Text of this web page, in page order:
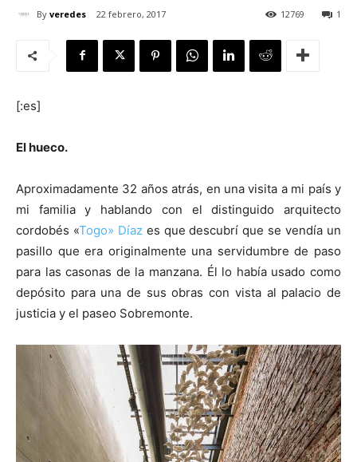
By veredes 22 febrero, 2017 1
12769
[:es]
El hueco.
Aproximadamente 32 años atrás, en una visita a mi país y
mi familia y hablando con el distinguido arquitecto
cordobés «Togo» Díazes que descubrí que se vendía un
pasillo que era originalmente una servidumbre de paso
para las casonas de la manzana. Él lo había usado como
depósito para una de sus obras con vista al palacio de
justicia y el paseo Sobremonte.